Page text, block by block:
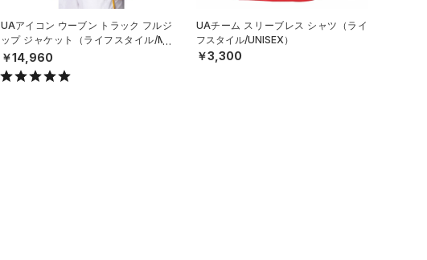
UAアイコン ウーブン トラック フルジ
ップ ジャケット（ライフスタイル/ME
N）
￥14,960
UAチーム スリーブレス シャツ（ライ
フスタイル/UNISEX）
￥3,300